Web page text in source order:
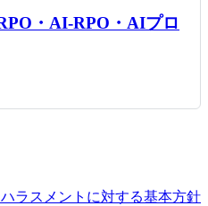
・AI-RPO・AIプロ
ラスメントに対する基本方針